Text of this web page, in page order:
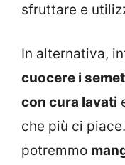
sfruttare e
In alternativa,
cuocere i
con cura lavati
che più ci
potremmo